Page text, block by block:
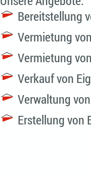
Bereitstellung
Vermietung
Vermietung
Verkauf von
Verwaltung
Erstellung von